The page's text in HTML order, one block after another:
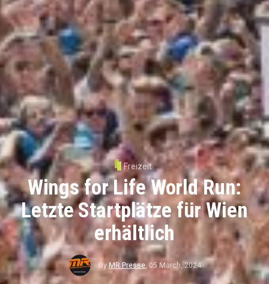
Freizeit
Wings for Life World Run:
Letzte Startplätze für Wien
erhältlich
By MR Presse, 05 March, 2024